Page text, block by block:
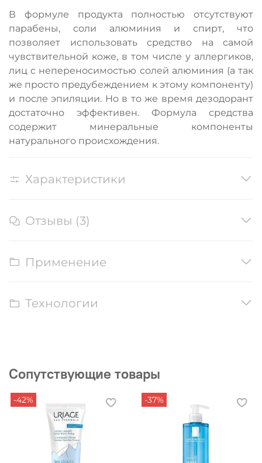
В формуле продукта полностью отсутствуют
парабены, соли алюминия и спирт, что
позволяет использовать средство на самой
чувствительной коже, в том числе у аллергиков,
лиц с непереносимостью солей алюминия (а так
же просто предубеждением к этому компоненту)
и после эпиляции. Но в то же время дезодорант
достаточно эффективен. Формула средства
содержит минеральные компоненты
натурального происхождения.
Характеристики
Отзывы (3)
Применение
Технологии
Сопутствующие товары
-42% -37%